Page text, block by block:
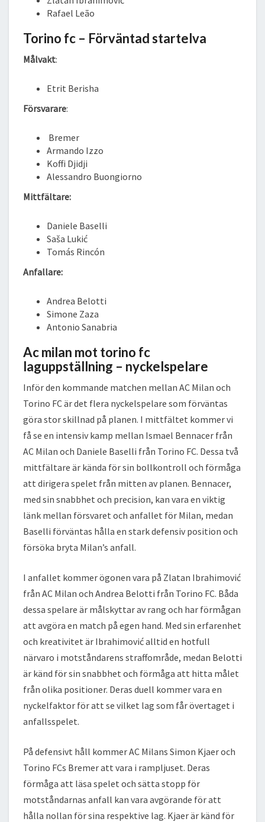
Rafael Leão
Torino fc – Förväntad startelva
Målvakt:
Etrit Berisha
Försvarare:
Bremer
Armando Izzo
Koffi Djidji
Alessandro Buongiorno
Mittfältare:
Daniele Baselli
Saša Lukić
Tomás Rincón
Anfallare:
Andrea Belotti
Simone Zaza
Antonio Sanabria
Ac milan mot torino fc
laguppställning – nyckelspelare
Inför den kommande matchen mellan AC Milan och
Torino FC är det flera nyckelspelare som förväntas
göra stor skillnad på planen. I mittfältet kommer vi
få se en intensiv kamp mellan Ismael Bennacer från
AC Milan och Daniele Baselli från Torino FC. Dessa två
mittfältare är kända för sin bollkontroll och förmåga
att dirigera spelet från mitten av planen. Bennacer,
med sin snabbhet och precision, kan vara en viktig
länk mellan försvaret och anfallet för Milan, medan
Baselli förväntas hålla en stark defensiv position och
försöka bryta Milan’s anfall.
I anfallet kommer ögonen vara på Zlatan Ibrahimović
från AC Milan och Andrea Belotti från Torino FC. Båda
dessa spelare är målskyttar av rang och har förmågan
att avgöra en match på egen hand. Med sin erfarenhet
och kreativitet är Ibrahimović alltid en hotfull
närvaro i motståndarens straffområde, medan Belotti
är känd för sin snabbhet och förmåga att hitta målet
från olika positioner. Deras duell kommer vara en
nyckelfaktor för att se vilket lag som får övertaget i
anfallsspelet.
På defensivt håll kommer AC Milans Simon Kjaer och
Torino FCs Bremer att vara i rampljuset. Deras
förmåga att läsa spelet och sätta stopp för
motståndarnas anfall kan vara avgörande för att
hålla nollan för sina respektive lag. Kjaer är känd för